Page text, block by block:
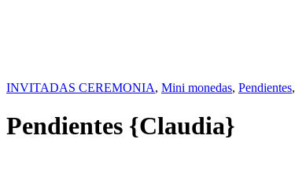
INVITADAS CEREMONIA, Mini monedas, Pendientes,
Pendientes {Claudia}